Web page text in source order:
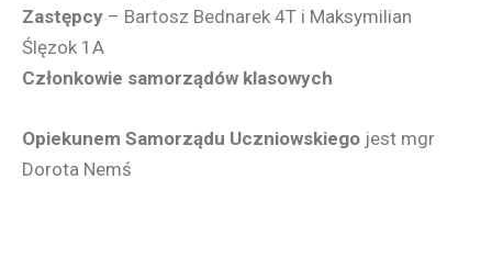
Zastępcy – Bartosz Bednarek 4T i Maksymilian
Ślęzok 1A
Członkowie samorządów klasowych
Opiekunem Samorządu Uczniowskiego jest mgr
Dorota Nemś